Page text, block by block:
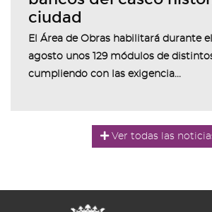
ciudad
El Área de Obras habilitará durante
agosto unos 129 módulos de
cumpliendo con las exigencia...
Ver todas las